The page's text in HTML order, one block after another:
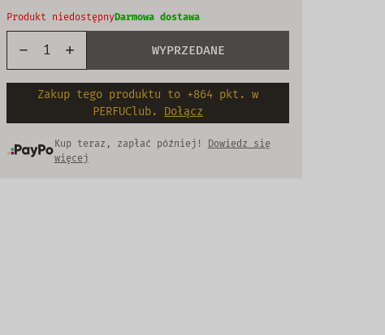
niedostępny
Produkt niedostępnyDarmowa dostawa
WYPRZEDANE
Zakup tego produktu to +864 pkt. w
PERFUClub. Dołącz
Kup teraz, zapłać później!
Dowiedz się
więcej